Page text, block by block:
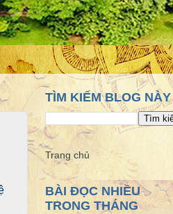
TÌM KIẾM BLOG NÀY
Trang chủ
BÀI ĐỌC NHIỀU
TRONG THÁNG